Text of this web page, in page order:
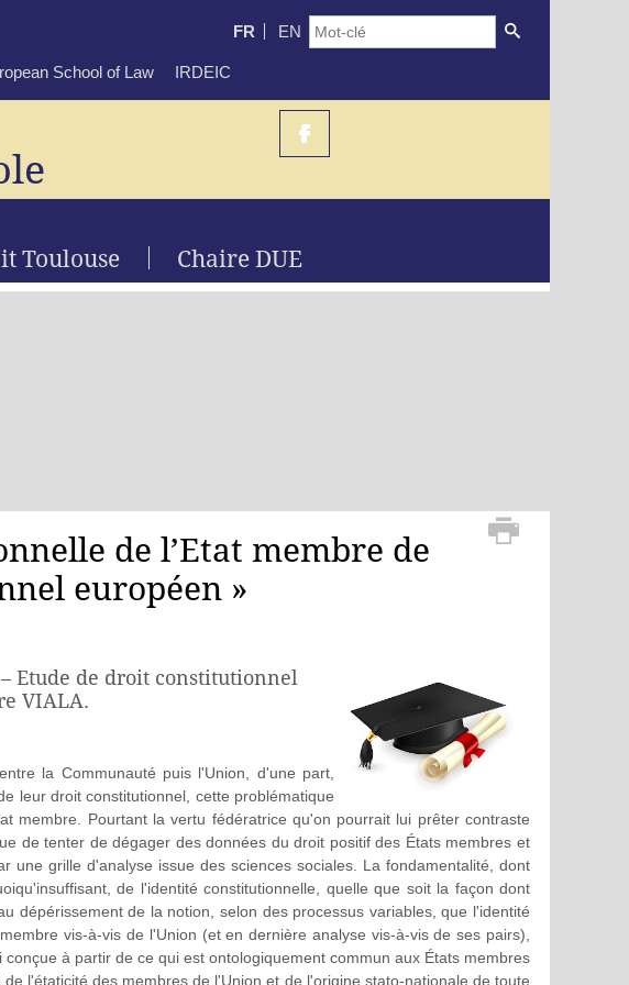
FR EN
Toulouse Chaire DUE
de l’Etat membre de
européen »
Etude de droit constitutionnel
VIALA.
la Communauté puis l'Union, d'une part,
leur droit constitutionnel, cette problématique
membre. Pourtant la vertu fédératrice qu'on pourrait lui prêter contraste
de tenter de dégager des données du droit positif des États membres et
grille d'analyse issue des sciences sociales. La fondamentalité, dont
de l'identité constitutionnelle, quelle que soit la façon dont
dépérissement de la notion, selon des processus variables, que l'identité
vis-à-vis de l'Union (et en dernière analyse vis-à-vis de ses pairs),
à partir de ce qui est ontologiquement commun aux États membres
l'étaticité des membres de l'Union et de l'origine stato-nationale de toute
School of Law IRDEIC